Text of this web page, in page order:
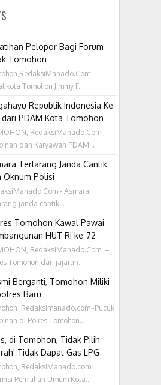
Pelopor Bagi Forum
Tomohon
Tomohon Jimmy F...
Republik Indonesia Ke
dari PDAM Kota Tomohon
RedaksiManado.Com ,
dan Karyawan PDAM...
Terlarang Janda Cantik
Oknum Polisi
- Asmara
janda cantik...
Tomohon Kawal Pawai
HUT RI ke-72
RedaksiManado.Com –
Tomohon dan jajaran...
Berganti, Tomohon Miliki
Baru
,Redaksimanado.com~Pucuk
di Polres Tomohon...
di Tomohon, Tidak Pilih
Tidak Dapat Gas LPG
RedaksiManado.com
Pemilihan Umum Kota...